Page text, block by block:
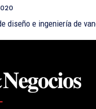
diseño e ingeniería de